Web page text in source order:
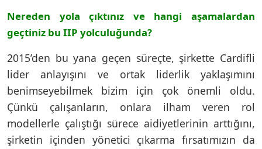
Nereden yola çıktınız ve hangi aşamalardan
geçtiniz bu IIP yolculuğunda?
2015’den bu yana geçen süreçte, şirkette Cardifli
lider anlayışını ve ortak liderlik yaklaşımını
benimseyebilmek bizim için çok önemli oldu.
Çünkü çalışanların, onlara ilham veren rol
modellerle çalıştığı sürece aidiyetlerinin arttığını,
şirketin içinden yönetici çıkarma fırsatımızın da